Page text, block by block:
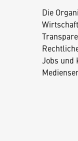
Die
Jobs und